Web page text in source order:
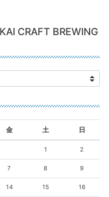
CRAFT BREWING
金 土 日
1 2
7 8 9
14 15 16